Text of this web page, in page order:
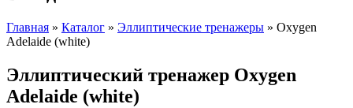
Главная » Каталог » Эллиптические тренажеры » Oxygen
Adelaide (white)
Эллиптический тренажер Oxygen
Adelaide (white)